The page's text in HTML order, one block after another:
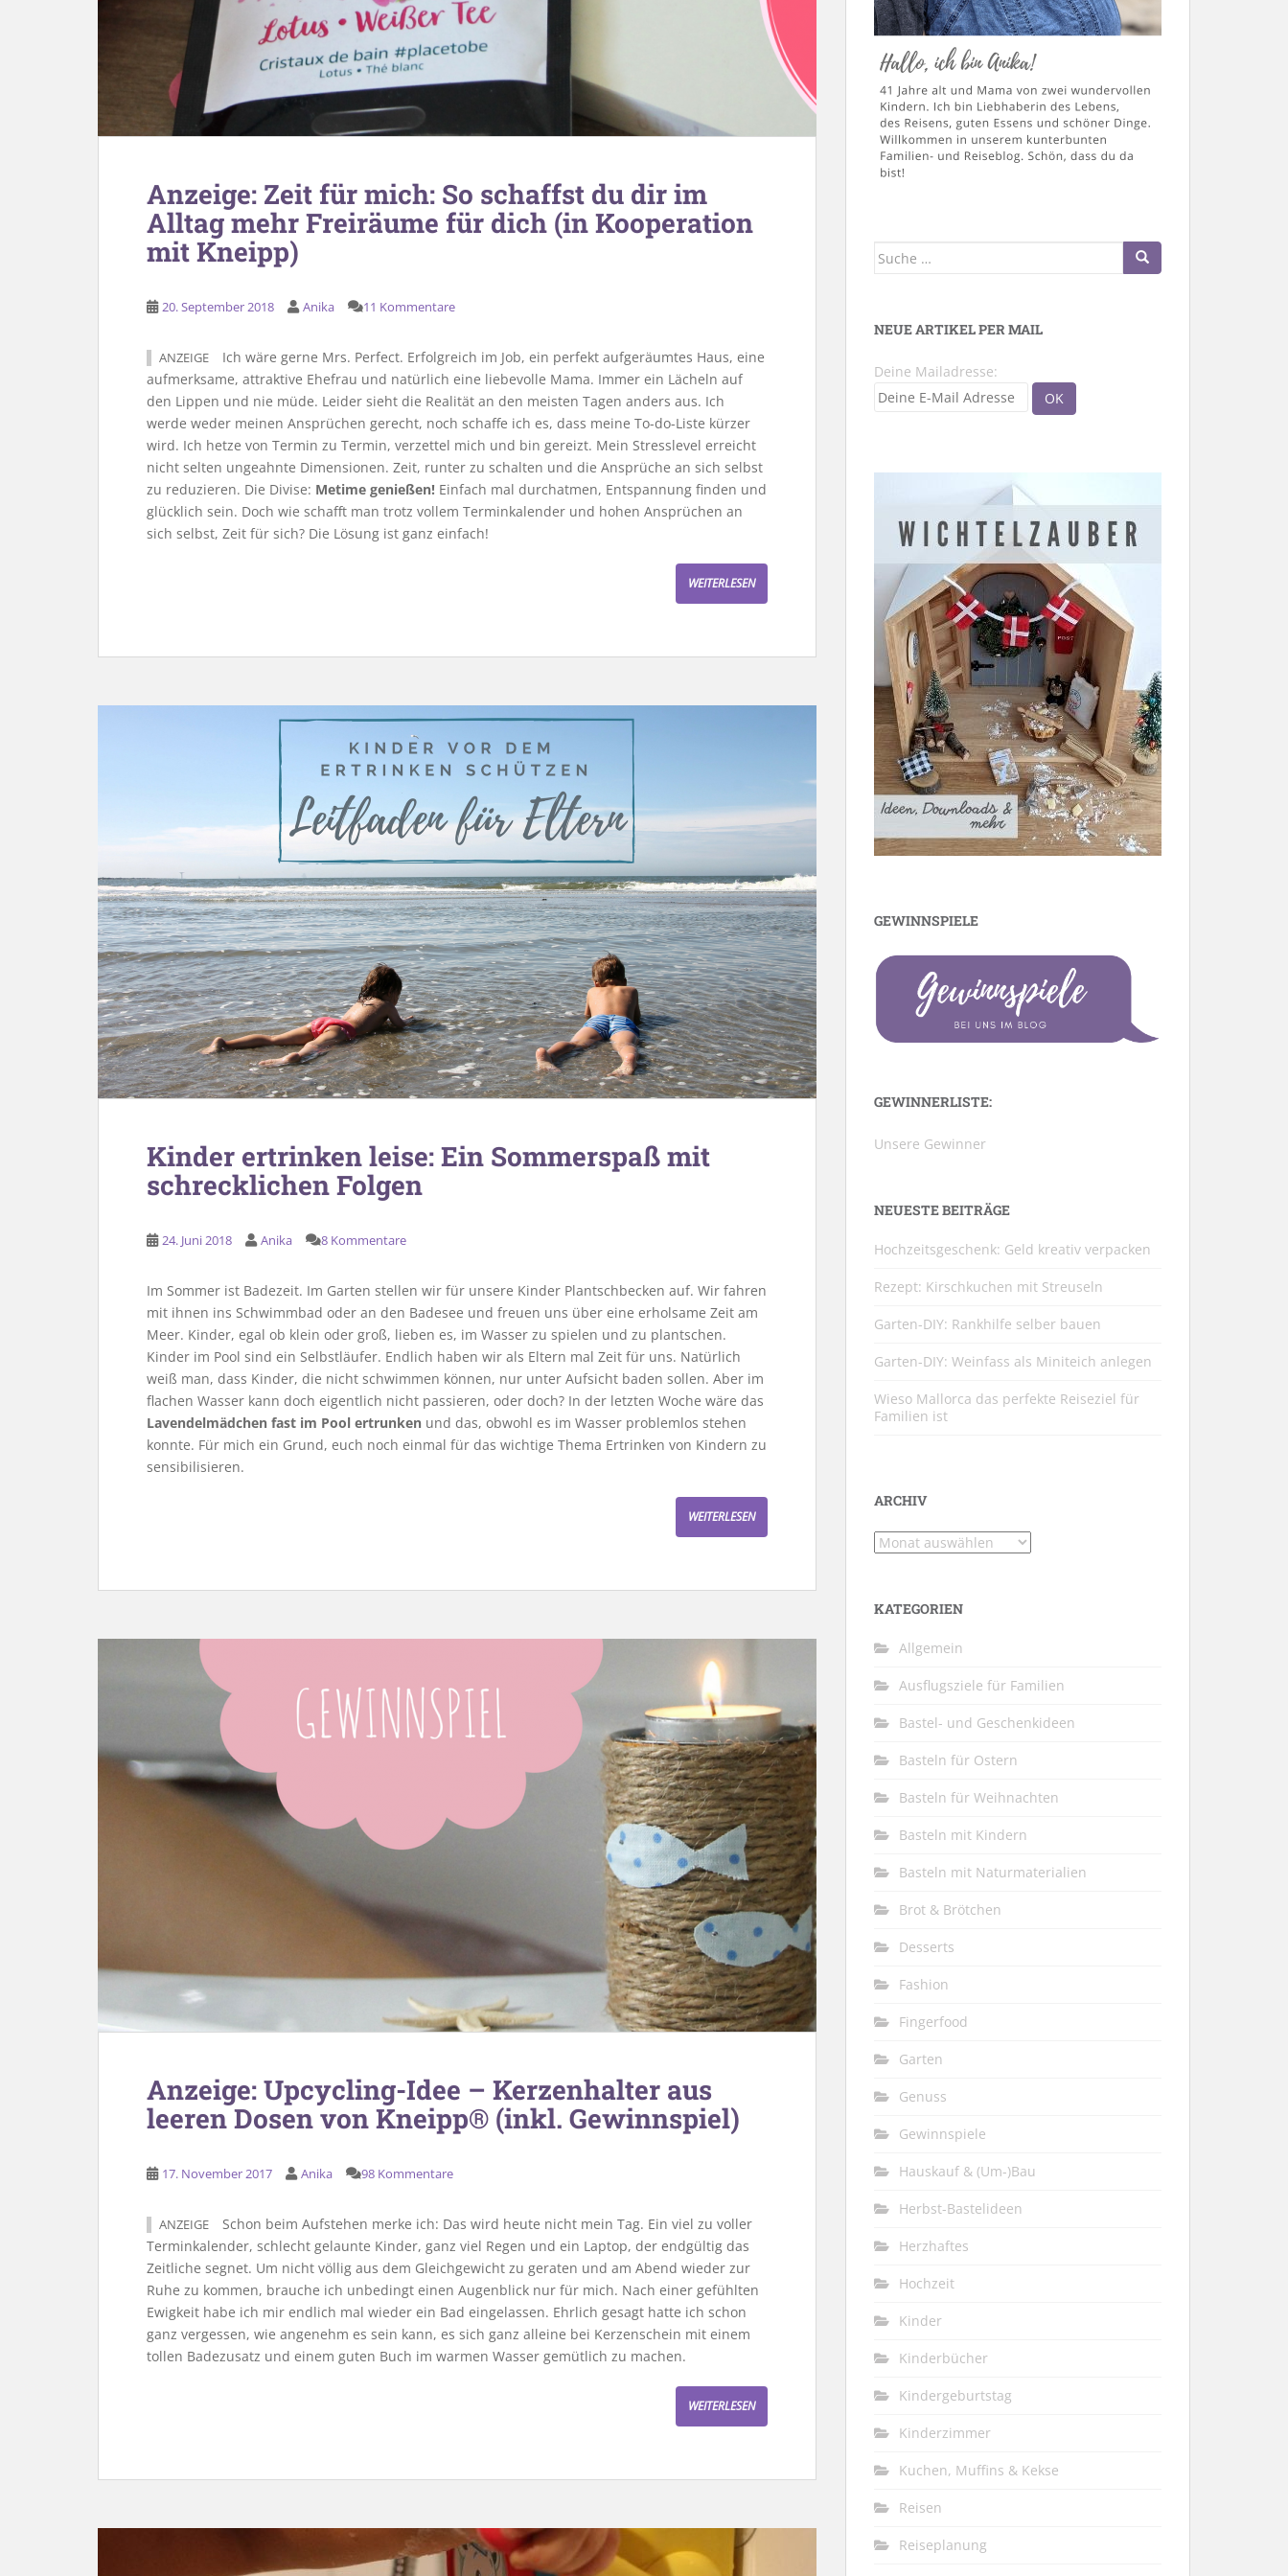
Anzeige: Zeit für mich: So schaffst du dir im
Alltag mehr Freiräume für dich (in Kooperation
mit Kneipp)
20. September 2018 Anika 11 Kommentare
ANZEIGE
Ich wäre gerne Mrs. Perfect. Erfolgreich im Job, ein perfekt aufgeräumtes Haus, eine
aufmerksame, attraktive Ehefrau und natürlich eine liebevolle Mama. Immer ein Lächeln auf
den Lippen und nie müde. Leider sieht die Realität an den meisten Tagen anders aus. Ich
werde weder meinen Ansprüchen gerecht, noch schaffe ich es, dass meine To-do-Liste kürzer
wird. Ich hetze von Termin zu Termin, verzettel mich und bin gereizt. Mein Stresslevel erreicht
nicht selten ungeahnte Dimensionen. Zeit, runter zu schalten und die Ansprüche an sich selbst
zu reduzieren. Die Divise: Metime genießen! Einfach mal durchatmen, Entspannung finden und
glücklich sein. Doch wie schafft man trotz vollem Terminkalender und hohen Ansprüchen an
sich selbst, Zeit für sich? Die Lösung ist ganz einfach!
WEITERLESEN
Kinder ertrinken leise: Ein Sommerspaß mit
schrecklichen Folgen
24. Juni 2018 Anika 8 Kommentare
Im Sommer ist Badezeit. Im Garten stellen wir für unsere Kinder Plantschbecken auf. Wir fahren
mit ihnen ins Schwimmbad oder an den Badesee und freuen uns über eine erholsame Zeit am
Meer. Kinder, egal ob klein oder groß, lieben es, im Wasser zu spielen und zu plantschen.
Kinder im Pool sind ein Selbstläufer. Endlich haben wir als Eltern mal Zeit für uns. Natürlich
weiß man, dass Kinder, die nicht schwimmen können, nur unter Aufsicht baden sollen. Aber im
flachen Wasser kann doch eigentlich nicht passieren, oder doch? In der letzten Woche wäre das
Lavendelmädchen fast im Pool ertrunken und das, obwohl es im Wasser problemlos stehen
konnte. Für mich ein Grund, euch noch einmal für das wichtige Thema Ertrinken von Kindern zu
sensibilisieren.
WEITERLESEN
Anzeige: Upcycling-Idee – Kerzenhalter aus
leeren Dosen von Kneipp® (inkl. Gewinnspiel)
17. November 2017 Anika 98 Kommentare
ANZEIGE
Schon beim Aufstehen merke ich: Das wird heute nicht mein Tag. Ein viel zu voller
Terminkalender, schlecht gelaunte Kinder, ganz viel Regen und ein Laptop, der endgültig das
Zeitliche segnet. Um nicht völlig aus dem Gleichgewicht zu geraten und am Abend wieder zur
Ruhe zu kommen, brauche ich unbedingt einen Augenblick nur für mich. Nach einer gefühlten
Ewigkeit habe ich mir endlich mal wieder ein Bad eingelassen. Ehrlich gesagt hatte ich schon
ganz vergessen, wie angenehm es sein kann, es sich ganz alleine bei Kerzenschein mit einem
tollen Badezusatz und einem guten Buch im warmen Wasser gemütlich zu machen.
WEITERLESEN
Suche
NEUE ARTIKEL PER MAIL
Deine Mailadresse:
GEWINNSPIELE
GEWINNERLISTE:
Unsere Gewinner
NEUESTE BEITRÄGE
Hochzeitsgeschenk: Geld kreativ verpacken
Rezept: Kirschkuchen mit Streuseln
Garten-DIY: Rankhilfe selber bauen
Garten-DIY: Weinfass als Miniteich anlegen
Wieso Mallorca das perfekte Reiseziel für
Familien ist
ARCHIV
Archiv
KATEGORIEN
Allgemein
Ausflugsziele für Familien
Bastel- und Geschenkideen
Basteln für Ostern
Basteln für Weihnachten
Basteln mit Kindern
Basteln mit Naturmaterialien
Brot & Brötchen
Desserts
Fashion
Fingerfood
Garten
Genuss
Gewinnspiele
Hauskauf & (Um-)Bau
Herbst-Bastelideen
Herzhaftes
Hochzeit
Kinder
Kinderbücher
Kindergeburtstag
Kinderzimmer
Kuchen, Muffins & Kekse
Reisen
Reiseplanung